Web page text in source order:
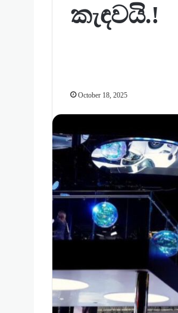
කැඳවයි.!
October 18, 2025